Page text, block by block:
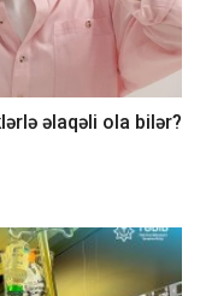
əlaqəli ola bilər?